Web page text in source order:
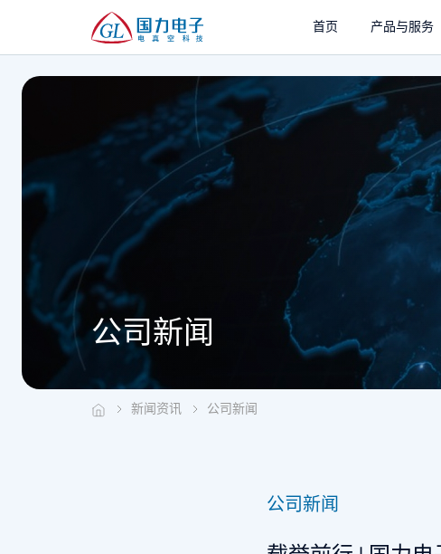
首页 产品与服务
公司新闻
新闻资讯 公司新闻
公司新闻